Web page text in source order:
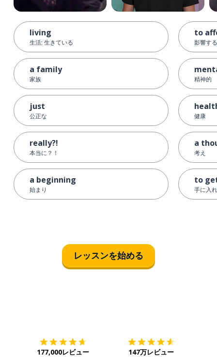
living
生活; 生きている
a family
家族
just
公正な
really?!
本当に？！
a beginning
始まり
to
影響する
精神的
健康
a
考え
to
手に入
レッスンを始める
177,000レビュー 147万レビュー